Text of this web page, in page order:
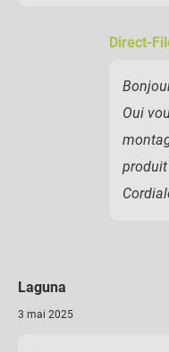
Direct-
Oui
Laguna
3 mai 2025